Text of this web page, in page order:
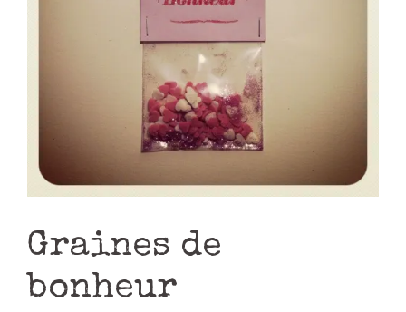
Graines de
bonheur